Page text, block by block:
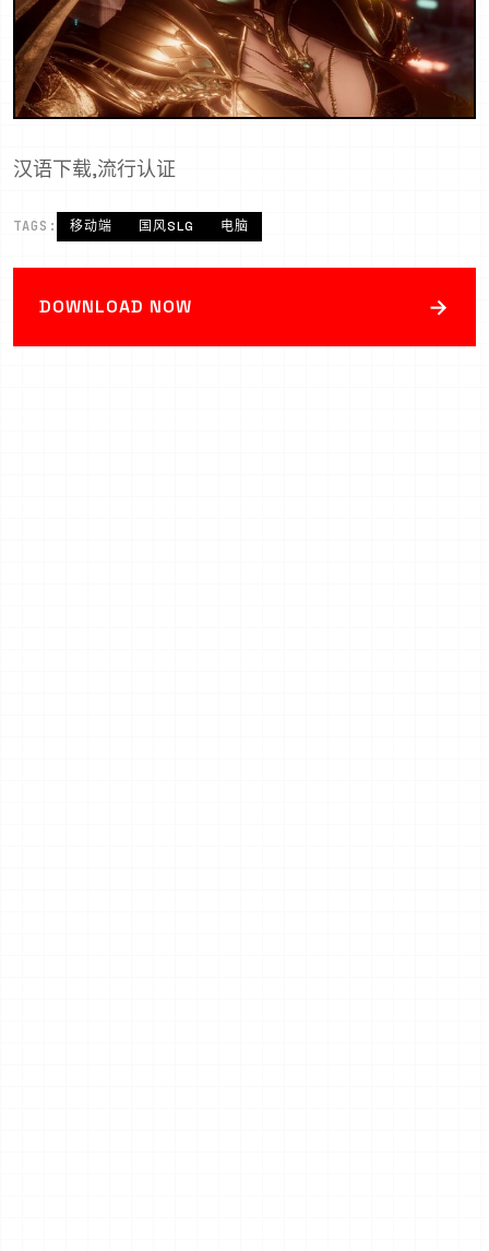
汉语下载,流行认证
TAGS: 移动端 国风SLG 电脑
DOWNLOAD NOW →